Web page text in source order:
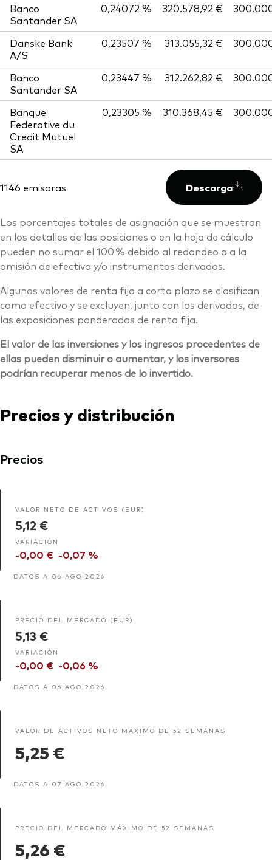
Banco
Santander SA
0,24072 % 320.578,92 €
Danske Bank
A/S
0,23507 % 313.055,32 €
Banco
Santander SA
0,23447 % 312.262,82 €
Banque
Federative du
Credit Mutuel
SA
0,23305 % 310.368,45 €
1146 emisoras Descarga
Los porcentajes totales de asignación que se muestran
en los detalles de las posiciones o en la hoja de cálculo
pueden no sumar el 100 % debido al redondeo o a la
omisión de efectivo y/o instrumentos derivados.
Algunos valores de renta fija a corto plazo se clasifican
como efectivo y se excluyen, junto con los derivados, de
las exposiciones ponderadas de renta fija.
El valor de las inversiones y los ingresos procedentes de
ellas pueden disminuir o aumentar, y los inversores
podrían recuperar menos de lo invertido.
Precios y distribución
Precios
VALOR NETO DE ACTIVOS (EUR)
5,12 €
VARIACIÓN
-0,00 € -0,07 %
DATOS A 06 AGO 2026
PRECIO DEL MERCADO (EUR)
5,13 €
VARIACIÓN
-0,00 € -0,06 %
DATOS A 06 AGO 2026
VALOR DE ACTIVOS NETO MÁXIMO DE 52 SEMANAS
5,25 €
DATOS A 07 AGO 2026
PRECIO DEL MERCADO MÁXIMO DE 52 SEMANAS
5,26 €